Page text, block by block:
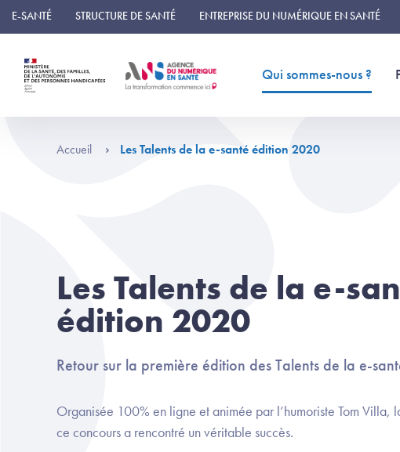
Panneau de gestion des cookies
E-SANTÉ STRUCTURE DE SANTÉ ENTREPRISE DU NUMÉRIQUE EN SANTÉ
Qui sommes-nous ?
Accueil Les Talents de la e-santé édition 2020
Les Talents de la e-
édition 2020
Retour sur la première édition des Talents de la e-
Organisée 100% en ligne et animée par l’humoriste Tom Villa,
ce concours a rencontré un véritable succès.